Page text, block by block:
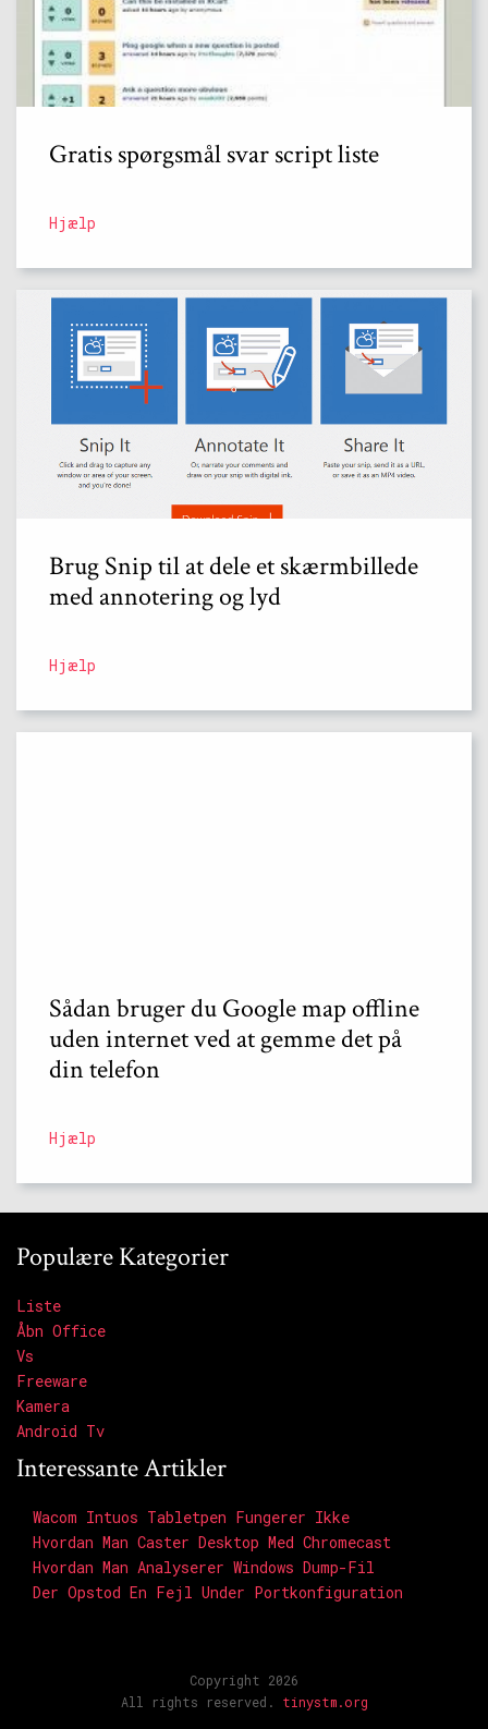
Gratis spørgsmål svar script liste
Hjælp
Brug Snip til at dele et skærmbillede
med annotering og lyd
Hjælp
Sådan bruger du Google map offline
uden internet ved at gemme det på
din telefon
Hjælp
Populære Kategorier
Liste
Åbn Office
Vs
Freeware
Kamera
Android Tv
Interessante Artikler
Wacom Intuos Tabletpen Fungerer Ikke
Hvordan Man Caster Desktop Med Chromecast
Hvordan Man Analyserer Windows Dump-Fil
Der Opstod En Fejl Under Portkonfiguration
Copyright 2026
All rights reserved. tinystm.org